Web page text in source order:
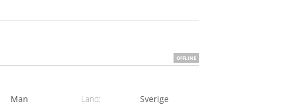
OFFLINE
Man
Land:
Sverige